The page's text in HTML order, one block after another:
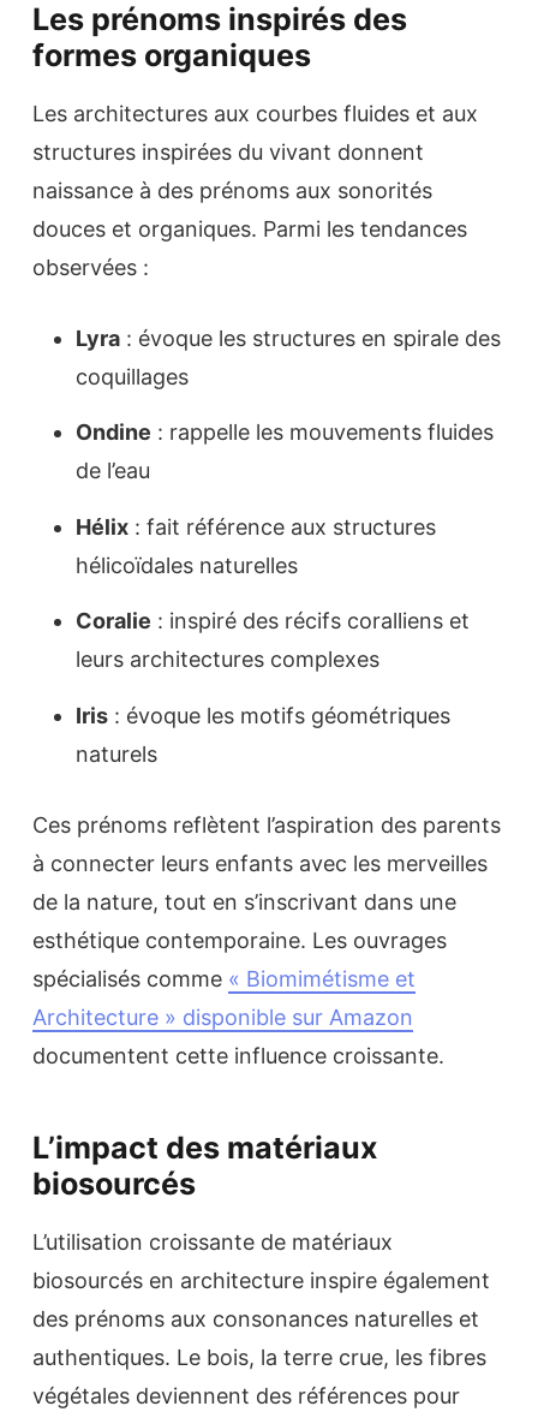
Les prénoms inspirés des
formes organiques
Les architectures aux courbes fluides et aux
structures inspirées du vivant donnent
naissance à des prénoms aux sonorités
douces et organiques. Parmi les tendances
observées :
Lyra : évoque les structures en spirale des
coquillages
Ondine : rappelle les mouvements fluides
de l’eau
Hélix : fait référence aux structures
hélicoïdales naturelles
Coralie : inspiré des récifs coralliens et
leurs architectures complexes
Iris : évoque les motifs géométriques
naturels
Ces prénoms reflètent l’aspiration des parents
à connecter leurs enfants avec les merveilles
de la nature, tout en s’inscrivant dans une
esthétique contemporaine. Les ouvrages
spécialisés comme « Biomimétisme et
Architecture » disponible sur Amazon
documentent cette influence croissante.
L’impact des matériaux
biosourcés
L’utilisation croissante de matériaux
biosourcés en architecture inspire également
des prénoms aux consonances naturelles et
authentiques. Le bois, la terre crue, les fibres
végétales deviennent des références pour